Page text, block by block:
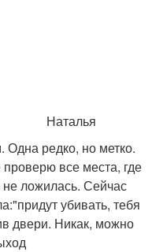
Наталья
редко, но метко.
все места, где
не ложилась. Сейчас
убивать, тебя
двери. Никак, можно